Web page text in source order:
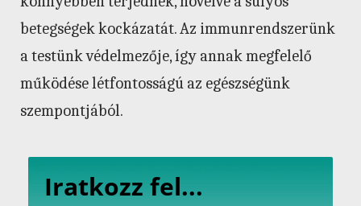
betegségek kockázatát. Az immunrendszerünk
a testünk védelmezője, így annak megfelelő
működése létfontosságú az egészségünk
szempontjából.
Iratkozz fel...